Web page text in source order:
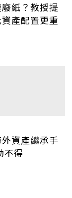
紙？教授提
產配置更重
資產繼承手
不得